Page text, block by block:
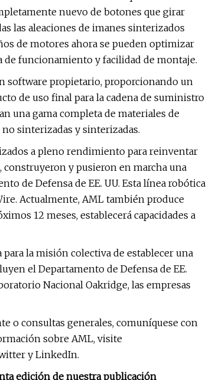
nuevo de botones que girar
las aleaciones de imanes sinterizados
de motores ahora se pueden optimizar
funcionamiento y facilidad de montaje.
software propietario, proporcionando un
de uso final para la cadena de suministro
una gama completa de materiales de
sinterizadas y sinterizadas.
a pleno rendimiento para reinventar
y pusieron en marcha una
de Defensa de EE. UU. Esta línea robótica
Actualmente, AML también produce
12 meses, establecerá capacidades a
la misión colectiva de establecer una
el Departamento de Defensa de EE.
Nacional Oakridge, las empresas
o consultas generales, comuníquese con
sobre AML, visite
y LinkedIn.
edición de nuestra publicación